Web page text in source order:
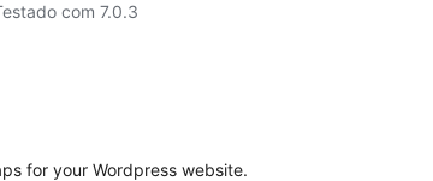
com 7.0.3
for your Wordpress website.